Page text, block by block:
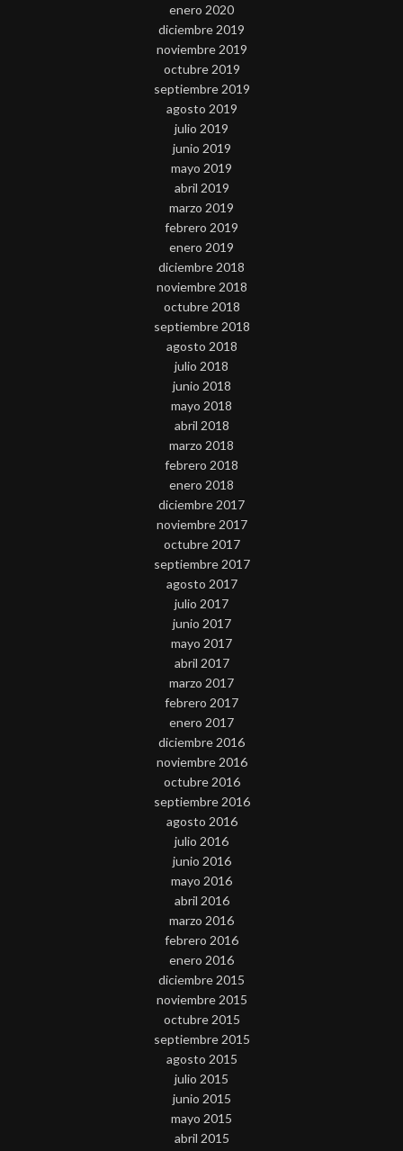
enero 2020
diciembre 2019
noviembre 2019
octubre 2019
septiembre 2019
agosto 2019
julio 2019
junio 2019
mayo 2019
abril 2019
marzo 2019
febrero 2019
enero 2019
diciembre 2018
noviembre 2018
octubre 2018
septiembre 2018
agosto 2018
julio 2018
junio 2018
mayo 2018
abril 2018
marzo 2018
febrero 2018
enero 2018
diciembre 2017
noviembre 2017
octubre 2017
septiembre 2017
agosto 2017
julio 2017
junio 2017
mayo 2017
abril 2017
marzo 2017
febrero 2017
enero 2017
diciembre 2016
noviembre 2016
octubre 2016
septiembre 2016
agosto 2016
julio 2016
junio 2016
mayo 2016
abril 2016
marzo 2016
febrero 2016
enero 2016
diciembre 2015
noviembre 2015
octubre 2015
septiembre 2015
agosto 2015
julio 2015
junio 2015
mayo 2015
abril 2015